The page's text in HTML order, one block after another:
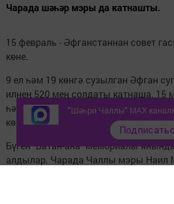
Чарада шәһәр мэры да катнашты.
15 февраль - Әфганстаннан совет
көне.
9 ел һәм 19 көнгә сузылган Әфган
илнең 520 мең солдаты катнаша. 15
һәлак була. Яраланып кайтучылар да
көнгә кадәр хәбәре булмаганнар да
Бүген "Ватан-ана" мемориалы
алдылар. Чарада Чаллы мэры Наил
"Шәһри Чаллы" MAX